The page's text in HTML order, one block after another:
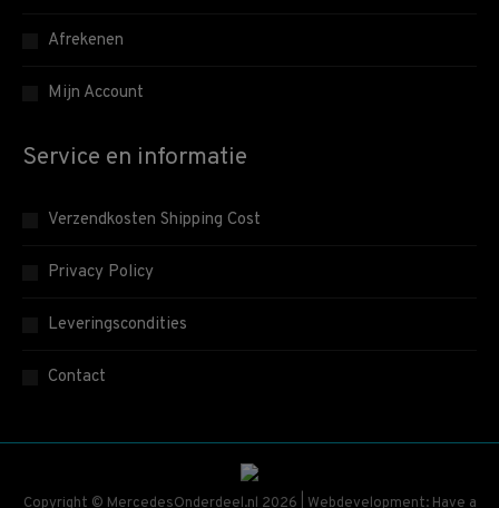
Afrekenen
Mijn Account
Service en informatie
Verzendkosten Shipping Cost
Privacy Policy
Leveringscondities
Contact
Copyright © MercedesOnderdeel.nl 2026 | Webdevelopment: Have a